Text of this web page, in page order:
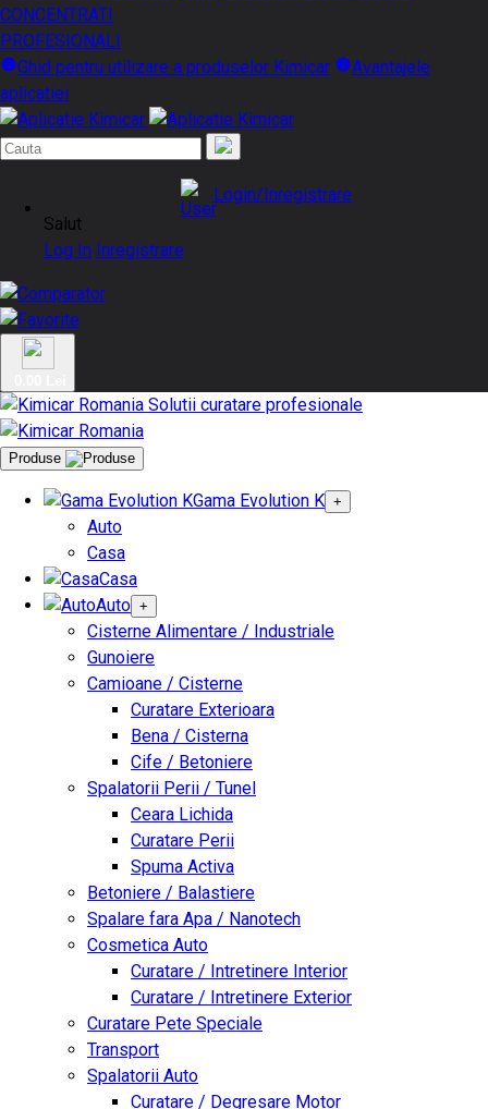
CONCENTRATI
PROFESIONALI
Ghid pentru utilizare a produselor Kimicar
Avantajele
aplicatiei
Login/Inregistrare
Salut
Log In Inregistrare
Produse
Gama Evolution K +
Auto
Casa
Casa
Auto +
Cisterne Alimentare / Industriale
Gunoiere
Camioane / Cisterne
Curatare Exterioara
Bena / Cisterna
Cife / Betoniere
Spalatorii Perii / Tunel
Ceara Lichida
Curatare Perii
Spuma Activa
Betoniere / Balastiere
Spalare fara Apa / Nanotech
Cosmetica Auto
Curatare / Intretinere Interior
Curatare / Intretinere Exterior
Curatare Pete Speciale
Transport
Spalatorii Auto
Curatare / Degresare Motor